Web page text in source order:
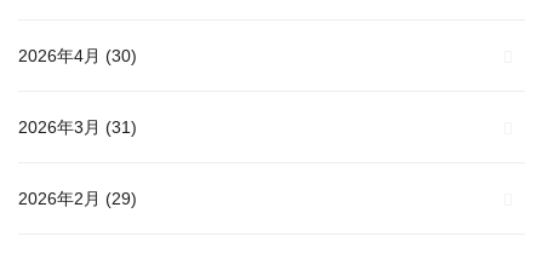
2026年4月 (30)
2026年3月 (31)
2026年2月 (29)